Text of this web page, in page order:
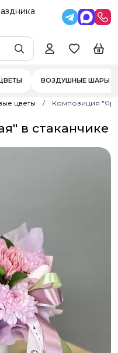
ВОЗДУШНЫЕ ШАРЫ
цветы Композиция
в стаканчике